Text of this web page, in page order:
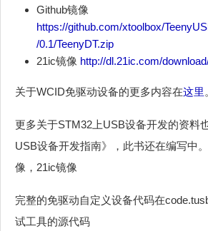
Github镜像
https://github.com/xtoolbox/
/0.1/TeenyDT.zip
21ic镜像 http://dl.21ic.com/
关于WCID免驱动设备的更多内容在这里
更多关于STM32上USB设备开发的资料
USB设备开发指南》，此书还在编写中
像，21ic镜像
完整的免驱动自定义设备代码在
试工具的源代码